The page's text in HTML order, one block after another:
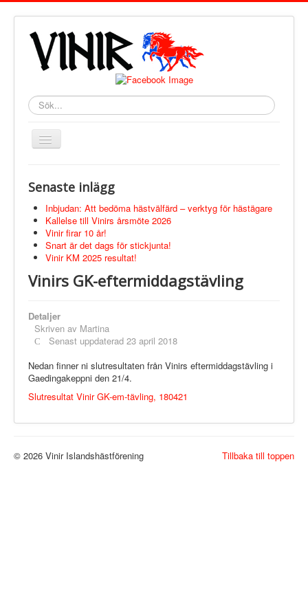
Sök
Toggle
Navigation
Nyheter
Vinir
Om Föreningen
Vinirs Värdegrund
Medlemskap
Styrelsen
Info från Styrelsen
Länkar
Logga In
Tävlingar
Tävlingsresultat
Fritidssektionen
Föreningens Aktiviteter
Annonser
Senaste inlägg
Inbjudan: Att bedöma hästvälfärd – verktyg för hästägare
Kallelse till Vinirs årsmöte 2026
Vinir firar 10 år!
Snart är det dags för stickjunta!
Vinir KM 2025 resultat!
Vinirs GK-eftermiddagstävling
Detaljer
Skriven av Martina
Senast uppdaterad 23 april 2018
Nedan finner ni slutresultaten från Vinirs eftermiddagstävling i
Gaedingakeppni den 21/4.
Slutresultat Vinir GK-em-tävling, 180421
Tillbaka till toppen
© 2026 Vinir Islandshästförening